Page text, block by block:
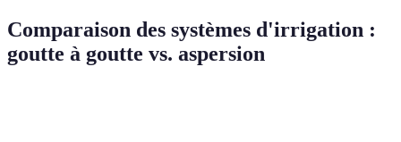
Comparaison des systèmes d'irrigation :
goutte à goutte vs. aspersion